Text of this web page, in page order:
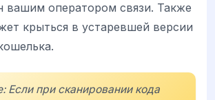
вашим оператором связи. Также
крыться в устаревшей версии
Если при сканировании кода